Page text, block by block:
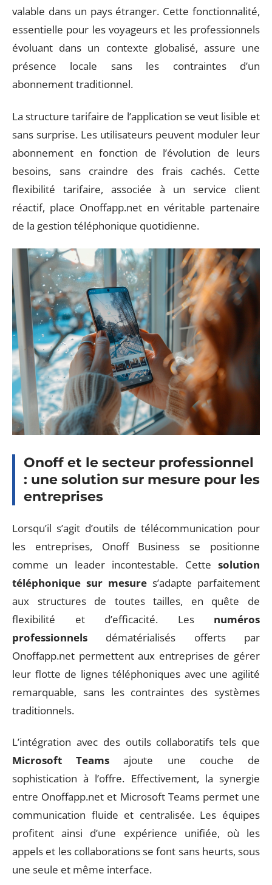
valable dans un pays étranger. Cette fonctionnalité,
essentielle pour les voyageurs et les professionnels
évoluant dans un contexte globalisé, assure une
présence locale sans les contraintes d’un
abonnement traditionnel.
La structure tarifaire de l’application se veut lisible et
sans surprise. Les utilisateurs peuvent moduler leur
abonnement en fonction de l’évolution de leurs
besoins, sans craindre des frais cachés. Cette
flexibilité tarifaire, associée à un service client
réactif, place Onoffapp.net en véritable partenaire
de la gestion téléphonique quotidienne.
Onoff et le secteur professionnel
: une solution sur mesure pour les
entreprises
Lorsqu’il s’agit d’outils de télécommunication pour
les entreprises, Onoff Business se positionne
comme un leader incontestable. Cette solution
téléphonique sur mesure s’adapte parfaitement
aux structures de toutes tailles, en quête de
flexibilité et d’efficacité. Les numéros
professionnels dématérialisés offerts par
Onoffapp.net permettent aux entreprises de gérer
leur flotte de lignes téléphoniques avec une agilité
remarquable, sans les contraintes des systèmes
traditionnels.
L’intégration avec des outils collaboratifs tels que
Microsoft Teams ajoute une couche de
sophistication à l’offre. Effectivement, la synergie
entre Onoffapp.net et Microsoft Teams permet une
communication fluide et centralisée. Les équipes
profitent ainsi d’une expérience unifiée, où les
appels et les collaborations se font sans heurts, sous
une seule et même interface.